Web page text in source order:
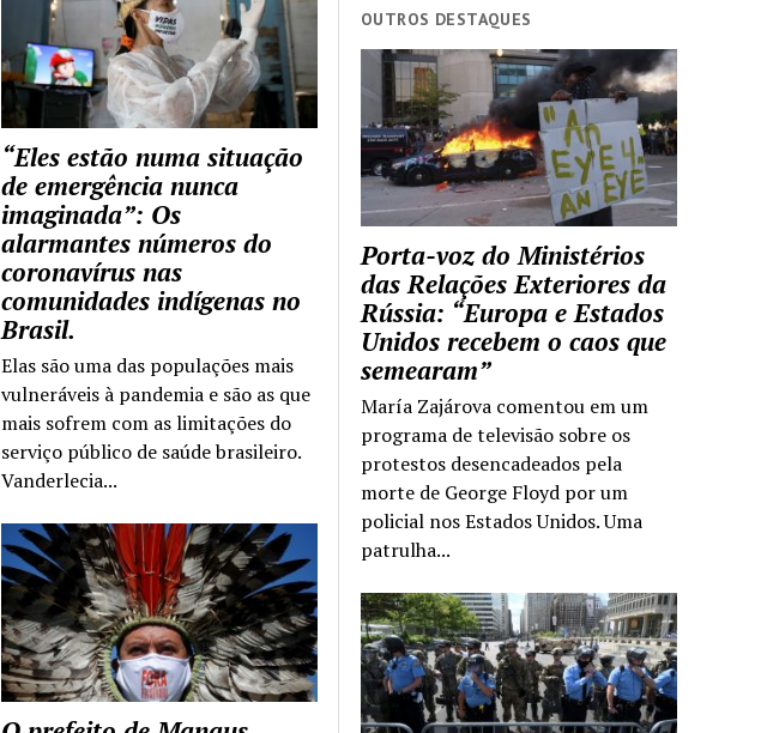
OUTROS DESTAQUES
Porta-voz do Ministérios
das Relações Exteriores da
Rússia: “Europa e Estados
Unidos recebem o caos que
semearam”
María Zajárova comentou em um
programa de televisão sobre os
protestos desencadeados pela
morte de George Floyd por um
policial nos Estados Unidos. Uma
patrulha...
“Eles estão numa situação
de emergência nunca
imaginada”: Os
alarmantes números do
coronavírus nas
comunidades indígenas no
Brasil.
Elas são uma das populações mais
vulneráveis à pandemia e são as que
mais sofrem com as limitações do
serviço público de saúde brasileiro.
Vanderlecia...